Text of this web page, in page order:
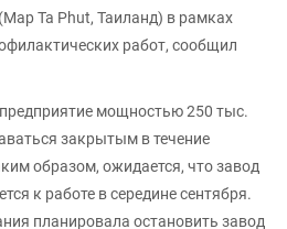
Ta Phut, Таиланд) в рамках
работ, сообщил
мощностью 250 тыс.
закрытым в течение
образом, ожидается, что завод
к работе в середине сентября.
планировала остановить завод